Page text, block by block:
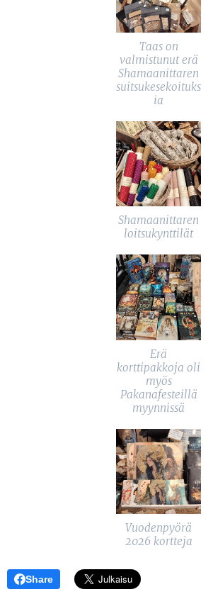
Taas on
valmistunut erä
Shamaanittaren
suitsukesekoituks
ia
Shamaanittaren
loitsukynttilät
Erä
korttipakkoja oli
myös
Pakanafesteillä
myynnissä
Vuodenpyörä
2026 kortteja
Share